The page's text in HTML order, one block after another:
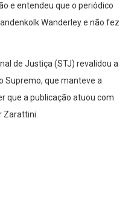
e entendeu que o periódico
Wanderley e não fez
de Justiça (STJ) revalidou a
Supremo, que manteve a
que a publicação atuou com
Zarattini.